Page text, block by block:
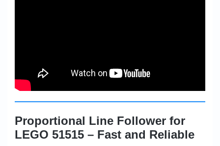
Proportional Line Follower for
LEGO 51515 – Fast and Reliable